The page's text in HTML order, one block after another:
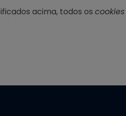
acima, todos os cookies